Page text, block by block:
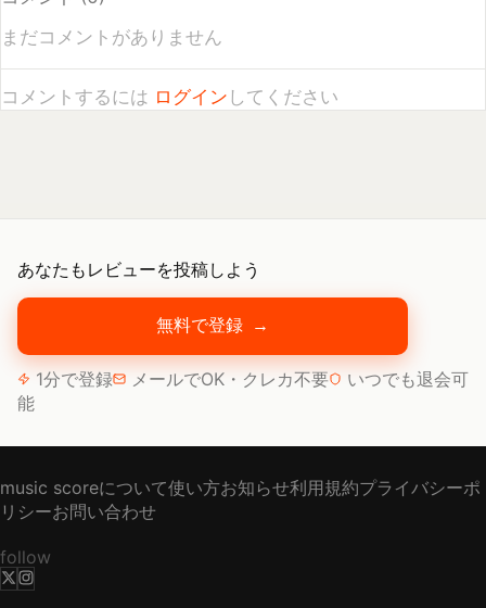
コメントするにはログイン してください
あなたもレビューを投稿しよう
無料で登録 →
1分で登録 メールでOK・クレカ不要
いつでも退会可
能
music scoreについて使い方お知らせ利用規約プライバシーポ
リシーお問い合わせ
follow